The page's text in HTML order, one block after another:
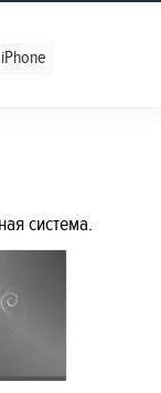
iPhone
система.